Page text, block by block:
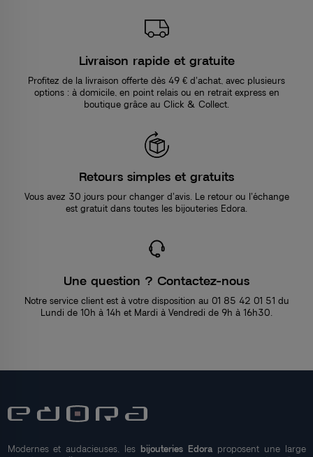
Livraison rapide et gratuite
Profitez de la livraison offerte dès 49 € d’achat, avec plusieurs
options : à domicile, en point relais ou en retrait express en
boutique grâce au Click & Collect.
Retours simples et gratuits
Vous avez 30 jours pour changer d’avis. Le retour ou l’échange
est gratuit dans toutes les bijouteries Edora.
Une question ? Contactez-nous
Notre service client est à votre disposition au 01 85 42 01 51 du
Lundi de 10h à 14h et Mardi à Vendredi de 9h à 16h30.
Modernes et audacieuses, les bijouteries Edoraproposent une large